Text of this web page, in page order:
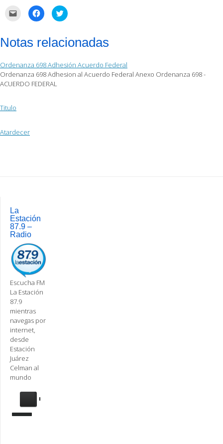
correo
electrónico
amigo
(Se
abre
en
Haz
clic
Facebook
(Se
una
ventana
nueva)
Haz
clic
en
Twitter
(Se
una
ventana
nueva)
Notas relacionadas
Ordenanza 698 Adhesión Acuerdo Federal
Ordenanza 698 Adhesion al Acuerdo Federal Anexo Ordenanza 698 -
ACUERDO FEDERAL
Titulo
Atardecer
navigation
La
Estación
87.9 –
Radio
Escucha FM
La Estación
87.9
mientras
navegas por
internet,
desde
Estación
Juárez
Celman al
mundo